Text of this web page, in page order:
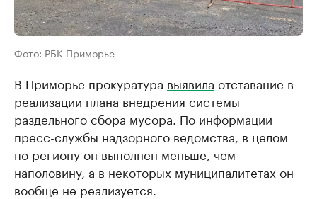
Фото: РБК Приморье
В Приморье прокуратура выявила отставание в
реализации плана внедрения системы
раздельного сбора мусора. По информации
пресс-службы надзорного ведомства, в целом
по региону он выполнен меньше, чем
наполовину, а в некоторых муниципалитетах он
вообще не реализуется.